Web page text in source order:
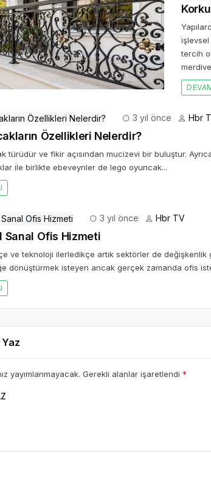
tercih
3 yıl önce Hbr
Özellikleri Nelerdir?
türüdür ve fikir açısından mucizevi bir buluştur.
ile birlikte ebeveynler de lego oyuncak...
3 yıl önce Hbr TV
Sanal Ofis Hizmeti
ve teknoloji ilerledikçe artık sektörler de
dönüştürmek isteyen ancak gerçek zamanda ofis
yayımlanmayacak. Gerekli alanlar işaretlendi *